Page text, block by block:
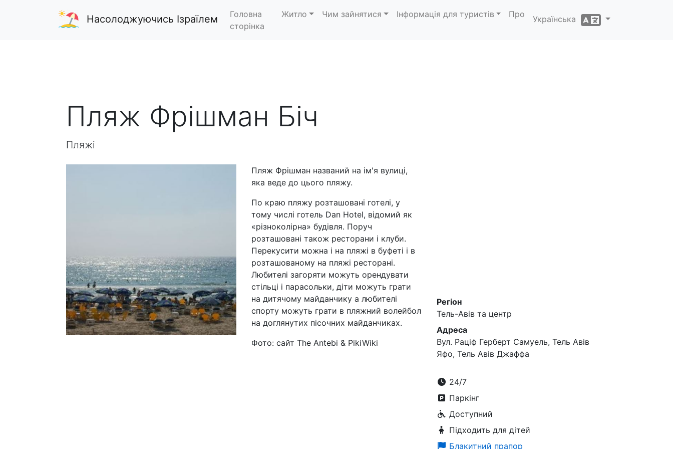
Насолоджуючись Ізраїлем
Головна
сторінка
Житло Чим зайнятися Інформація для туристів Про
Українська
Пляж Фрішман Біч
Пляжі
Пляж Фрішман названий на ім'я вулиці,
яка веде до цього пляжу.
По краю пляжу розташовані готелі, у
тому числі готель Dan Hotel, відомий як
«різноколірна» будівля. Поруч
розташовані також ресторани і клуби.
Перекусити можна і на пляжі в буфеті і в
розташованому на пляжі ресторані.
Любителі загоряти можуть орендувати
стільці і парасольки, діти можуть грати
на дитячому майданчику а любителі
спорту можуть грати в пляжний волейбол
на доглянутих пісочних майданчиках.
Фото: сайт The Antebi & PikiWiki
Регіон
Тель-Авів та центр
Адреса
Вул. Раціф Герберт Самуель, Тель Авів
Яфо, Тель Авів Джаффа
24/7
Паркінг
Доступний
Підходить для дітей
Блакитний прапор